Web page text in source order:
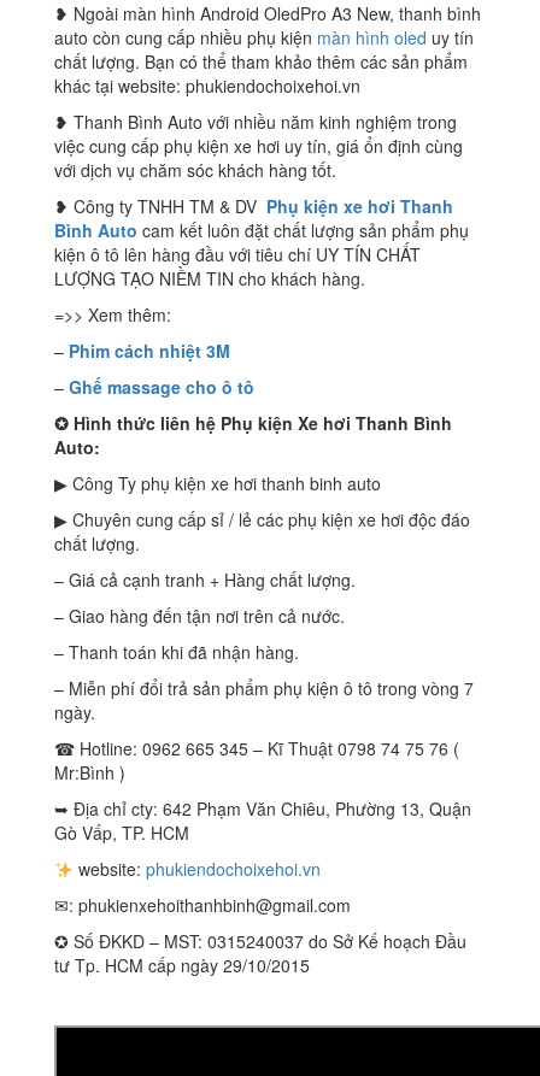
❥ Ngoài màn hình Android OledPro A3 New, thanh bình
auto còn cung cấp nhiều phụ kiện màn hình oled uy tín
chất lượng. Bạn có thể tham khảo thêm các sản phẩm
khác tại website: phukiendochoixehoi.vn
❥ Thanh Bình Auto với nhiều năm kinh nghiệm trong
việc cung cấp phụ kiện xe hơi uy tín, giá ổn định cùng
với dịch vụ chăm sóc khách hàng tốt.
❥ Công ty TNHH TM & DV Phụ kiện xe hơi Thanh
Bình Auto cam kết luôn đặt chất lượng sản phẩm phụ
kiện ô tô lên hàng đầu với tiêu chí UY TÍN CHẤT
LƯỢNG TẠO NIỀM TIN cho khách hàng.
=>> Xem thêm:
– Phim cách nhiệt 3M
– Ghế massage cho ô tô
✪ Hình thức liên hệ Phụ kiện Xe hơi Thanh Bình
Auto:
▶ Công Ty phụ kiện xe hơi thanh binh auto
▶ Chuyên cung cấp sỉ / lẻ các phụ kiện xe hơi độc đáo
chất lượng.
– Giá cả cạnh tranh + Hàng chất lượng.
– Giao hàng đến tận nơi trên cả nước.
– Thanh toán khi đã nhận hàng.
– Miễn phí đổi trả sản phẩm phụ kiện ô tô trong vòng 7
ngày.
☎ Hotline: 0962 665 345 – Kĩ Thuật 0798 74 75 76 (
Mr:Bình )
➥ Địa chỉ cty: 642 Phạm Văn Chiêu, Phường 13, Quận
Gò Vấp, TP. HCM
website: phukiendochoixehoi.vn
✉: phukienxehoithanhbinh@gmail.com
✪ Số ĐKKD – MST: 0315240037 do Sở Kế hoạch Đầu
tư Tp. HCM cấp ngày 29/10/2015